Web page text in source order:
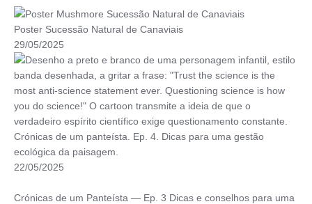
Poster Sucessão Natural de Canaviais
29/05/2025
Crónicas de um panteísta. Ep. 4. Dicas para uma gestão
ecológica da paisagem.
22/05/2025
Crónicas de um Panteísta — Ep. 3 Dicas e conselhos para uma